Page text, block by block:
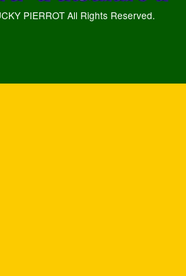
PIERROT All Rights Reserved.